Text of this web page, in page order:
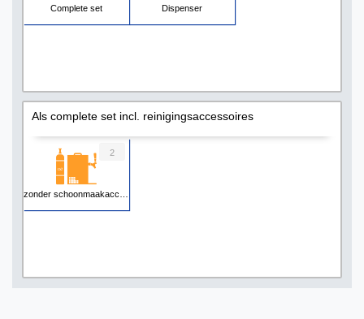
Complete set Dispenser
Als complete set incl. reinigingsaccessoires
zonder schoonmaakaccessoires
2